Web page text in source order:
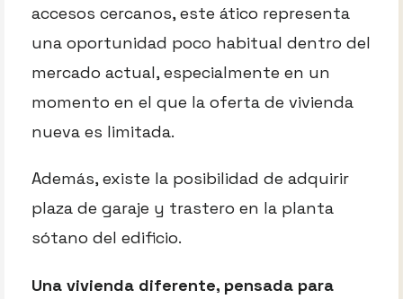
accesos cercanos, este ático representa
una oportunidad poco habitual dentro del
mercado actual, especialmente en un
momento en el que la oferta de vivienda
nueva es limitada.
Además, existe la posibilidad de adquirir
plaza de garaje y trastero en la planta
sótano del edificio.
Una vivienda diferente, pensada para